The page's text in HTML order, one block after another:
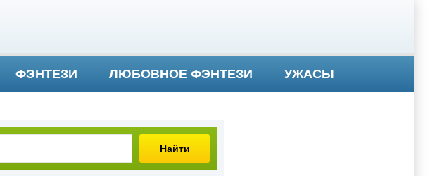
ФЭНТЕЗИ ЛЮБОВНОЕ ФЭНТЕЗИ УЖАСЫ
Найти